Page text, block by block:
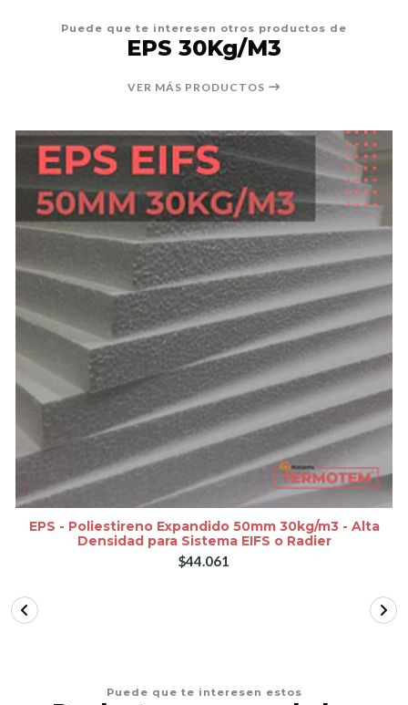
Puede que te interesen otros productos de
EPS 30Kg/M3
VER MÁS PRODUCTOS
EPS - Poliestireno Expandido 50mm 30kg/m3 - Alta
Densidad para Sistema EIFS o Radier
$44.061
Puede que te interesen estos